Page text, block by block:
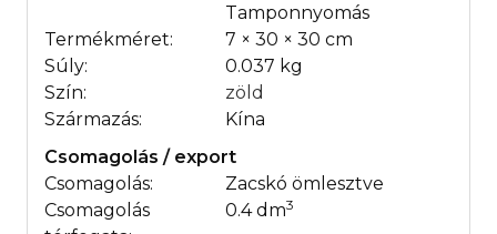
Tamponnyomás
Termékméret:
7 × 30 × 30 cm
Súly:
0.037 kg
Szín:
zöld
Származás:
Kína
Csomagolás / export
Csomagolás:
Zacskó ömlesztve
Csomagolás
0.4 dm3